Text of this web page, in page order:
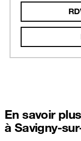
En savoir
à Savigny-